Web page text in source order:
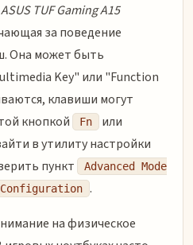
ASUS TUF Gaming A15
за поведение
Она может быть
Key" или "Function
клавиши могут
кнопкой
Fn
или
в утилиту настройки
пункт
Advanced Mode
Configuration .
на физическое